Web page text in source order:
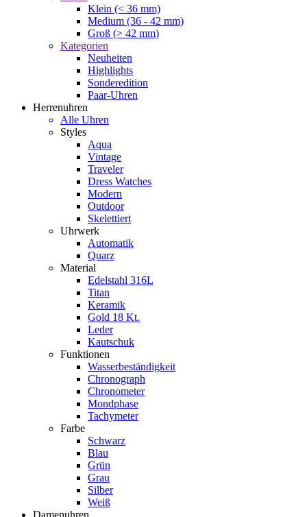
Klein (< 36 mm)
Medium (36 - 42 mm)
Groß (> 42 mm)
Kategorien
Neuheiten
Highlights
Sonderedition
Paar-Uhren
Herrenuhren
Alle Uhren
Styles
Aqua
Vintage
Traveler
Dress Watches
Modern
Outdoor
Skelettiert
Uhrwerk
Automatik
Quarz
Material
Edelstahl 316L
Titan
Keramik
Gold 18 Kt.
Leder
Kautschuk
Funktionen
Wasserbeständigkeit
Chronograph
Chronometer
Mondphase
Tachymeter
Farbe
Schwarz
Blau
Grün
Grau
Silber
Weiß
Damenuhren